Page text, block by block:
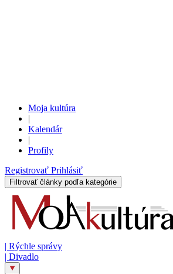
Moja kultúra
|
Kalendár
|
Profily
Registrovať Prihlásiť
Filtrovať články podľa kategórie
| Rýchle správy
| Divadlo